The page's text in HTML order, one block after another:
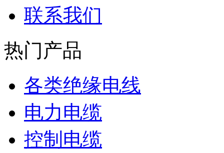
联系我们
热门产品
各类绝缘电线
电力电缆
控制电缆